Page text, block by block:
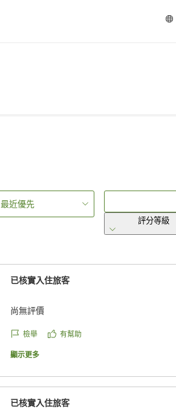
最近優先
評分等級
已核實入住旅客
尚無評價
檢舉 有幫助
顯示更多
已核實入住旅客